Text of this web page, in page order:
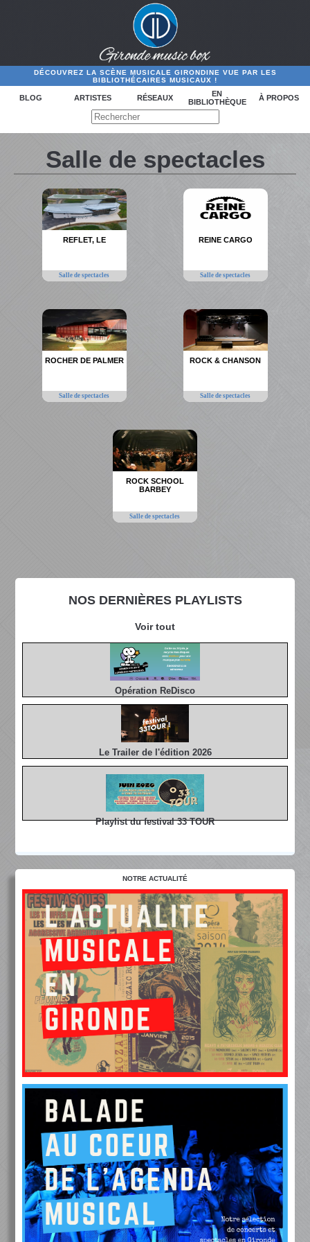
DÉCOUVREZ LA SCÈNE MUSICALE GIRONDINE VUE PAR LES
BIBLIOTHÉCAIRES MUSICAUX !
BLOG ARTISTES RÉSEAUX
EN
BIBLIOTHÈQUE
À PROPOS
NOS DERNIÈRES PLAYLISTS
Voir tout
Opération ReDisco
Le Trailer de l'édition 2026
Playlist du festival 33 TOUR
Salle de spectacles
REFLET, LE
Salle de spectacles
REINE CARGO
Salle de spectacles
ROCHER DE PALMER
Salle de spectacles
ROCK & CHANSON
Salle de spectacles
ROCK SCHOOL
BARBEY
Salle de spectacles
NOTRE ACTUALITÉ